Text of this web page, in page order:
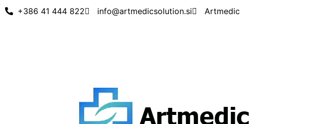
+386 41 444 822 info@artmedicsolution.si Artmedic